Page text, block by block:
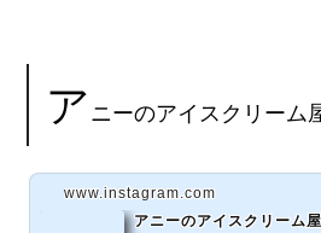
ア ニーのアイスクリーム
www.instagram.com
アニーのアイスクリーム